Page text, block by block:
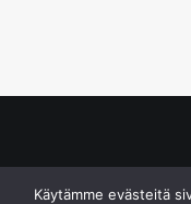
Käytämme evästeitä